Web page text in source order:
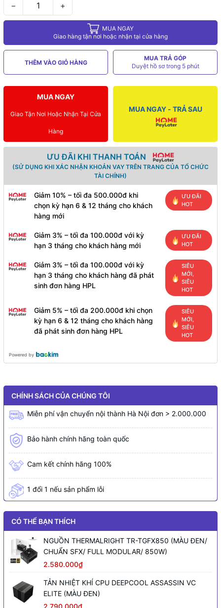
− +
MUA NGAY
Giao hàng tận nơi hoặc nhận tại cửa hàng
THÊM VÀO GIỎ HÀNG
MUA TRẢ GÓP
Duyệt hồ sơ trong 5 phút
MUA NGAY
Giao Tận Nơi Hoặc Nhận Tại Cửa
Hàng
MUA NGAY - TRẢ SAU
ƯU ĐÃI KHI THANH TOÁN
(SỬ DỤNG KHI XÁC NHẬN KHOẢN VAY TRÊN TRANG CỦA TỔ CHỨC
TÀI CHÍNH)
Giảm 10% – tối đa 500.000đ khi
chọn kỳ hạn 6 & 12 tháng cho khách
hàng mới
ƯU ĐÃI
HOT
Giảm 3% – tối đa 100.000đ với kỳ
hạn 3 tháng cho khách hàng mới
ƯU ĐÃI
HOT
Giảm 3% – tối đa 100.000đ với kỳ
hạn 3 tháng cho khách hàng đã phát
sinh đơn hàng HPL
SIÊU
MỚI,
SIÊU
HOT
Giảm 5% – tối đa 200.000đ khi chọn
kỳ hạn 6 & 12 tháng cho khách hàng
đã phát sinh đơn hàng HPL
SIÊU
MỚI,
SIÊU
HOT
Powered by
CHÍNH SÁCH CỦA CHÚNG TÔI
Miễn phí vận chuyển nội thành Hà Nội đơn > 2.000.000
Bảo hành chính hãng toàn quốc
Cam kết chính hãng 100%
1 đổi 1 nếu sản phẩm lỗi
CÓ THỂ BẠN THÍCH
NGUỒN THERMALRIGHT TR-TGFX850 (MÀU ĐEN/
CHUẨN SFX/ FULL MODULAR/ 850W)
2.580.000₫
TẢN NHIỆT KHÍ CPU DEEPCOOL ASSASSIN VC
ELITE (MÀU ĐEN)
2.790.000₫